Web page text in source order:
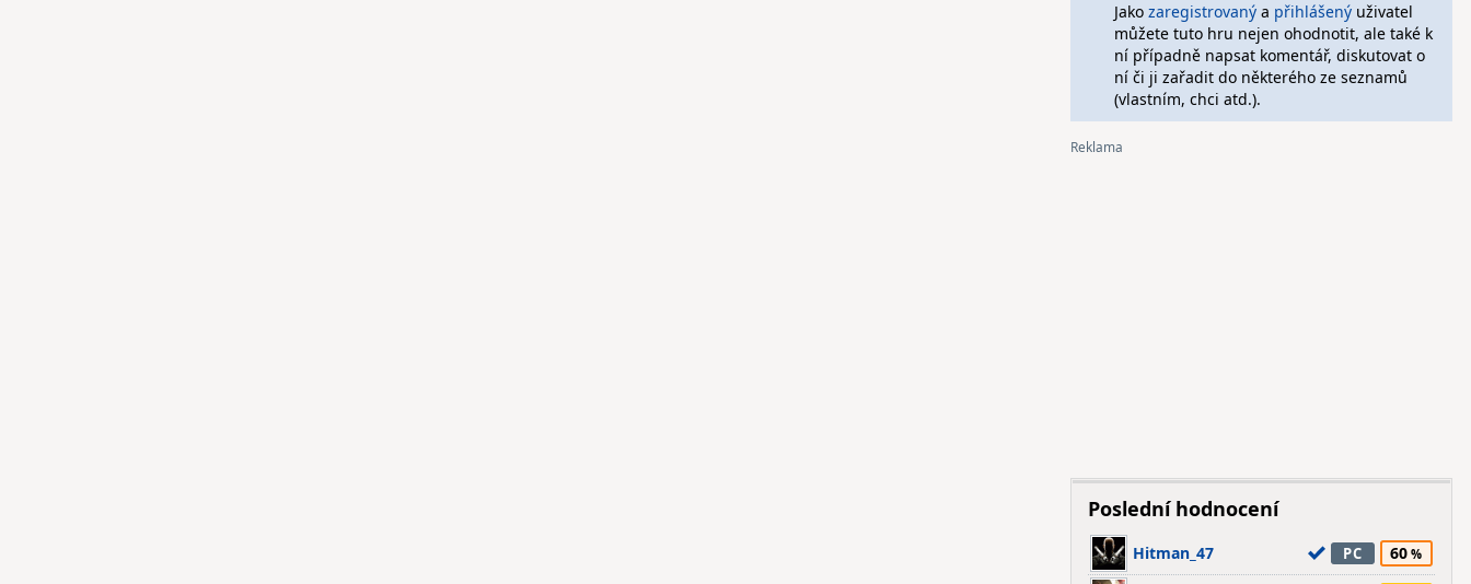
Jako zaregistrovanýa přihlášenýuživatel
můžete tuto hru nejen ohodnotit, ale také k
ní případně napsat komentář, diskutovat o
ní či ji zařadit do některého ze seznamů
(vlastním, chci atd.).
Poslední hodnocení
Hitman_47 PC 60